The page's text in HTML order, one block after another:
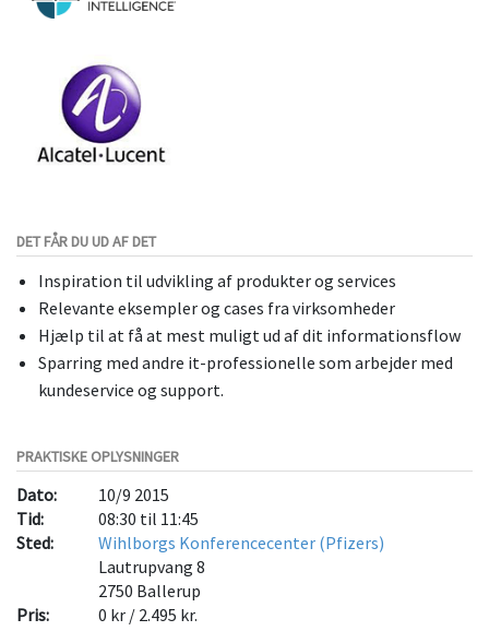
DET FÅR DU UD AF DET
Inspiration til udvikling af produkter og services
Relevante eksempler og cases fra virksomheder
Hjælp til at få at mest muligt ud af dit informationsflow
Sparring med andre it-professionelle som arbejder med
kundeservice og support.
PRAKTISKE OPLYSNINGER
Dato:
10/9 2015
Tid:
08:30 til 11:45
Sted:
Wihlborgs Konferencecenter (Pfizers)
Lautrupvang 8
2750 Ballerup
Pris:
0 kr / 2.495 kr.